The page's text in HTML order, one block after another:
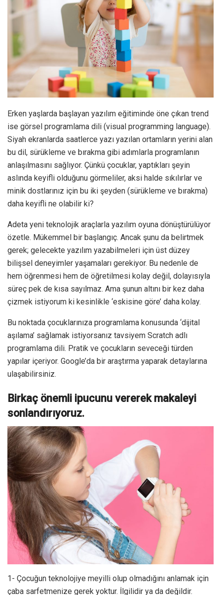
Erken yaşlarda başlayan yazılım eğitiminde öne çıkan trend
ise görsel programlama dili (visual programming language).
Siyah ekranlarda saatlerce yazı yazılan ortamların yerini alan
bu dil, sürükleme ve bırakma gibi adımlarla programlanın
anlaşılmasını sağlıyor. Çünkü çocuklar, yaptıkları şeyin
aslında keyifli olduğunu görmeliler, aksi halde sıkılırlar ve
minik dostlarınız için bu iki şeyden (sürükleme ve bırakma)
daha keyifli ne olabilir ki?
Adeta yeni teknolojik araçlarla yazılım oyuna dönüştürülüyor
özetle. Mükemmel bir başlangıç. Ancak şunu da belirtmek
gerek; gelecekte yazılım yazabilmeleri için üst düzey
bilişsel deneyimler yaşamaları gerekiyor. Bu nedenle de
hem öğrenmesi hem de öğretilmesi kolay değil, dolayısıyla
süreç pek de kısa sayılmaz. Ama şunun altını bir kez daha
çizmek istiyorum ki kesinlikle ‘eskisine göre’ daha kolay.
Bu noktada çocuklarınıza programlama konusunda ‘dijital
aşılama’ sağlamak istiyorsanız tavsiyem Scratch adlı
programlama dili. Pratik ve çocukların seveceği türden
yapılar içeriyor. Google’da bir araştırma yaparak detaylarına
ulaşabilirsiniz.
Birkaç önemli ipucunu vererek makaleyi
sonlandırıyoruz.
1- Çocuğun teknolojiye meyilli olup olmadığını anlamak için
çaba sarfetmenize gerek yoktur. İlgilidir ya da değildir.